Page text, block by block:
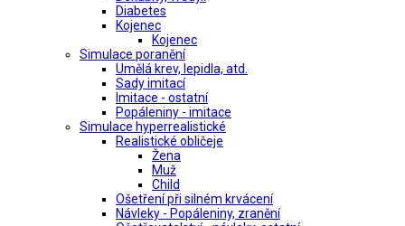
Diabetes
Kojenec
Kojenec
Simulace poranění
Umělá krev, lepidla, atd.
Sady imitací
Imitace - ostatní
Popáleniny - imitace
Simulace hyperrealistické
Realistické obličeje
Žena
Muž
Child
Ošetření při silném krvácení
Návleky - Popáleniny, zranění